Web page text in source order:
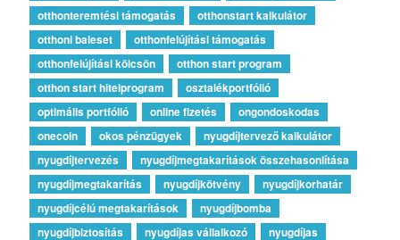
otthonteremtési támogatás
otthonstart kalkulátor
otthoni baleset
otthonfelújítási támogatás
otthonfelújítási kölcsön
otthon start program
otthon start hitelprogram
osztalékportfólió
optimális portfólió
online fizetés
ongondoskodas
onecoin
okos pénzügyek
nyugdíjtervező kalkulátor
nyugdíjtervezés
nyugdíjmegtakarítások összehasonlítása
nyugdíjmegtakarítás
nyugdíjkötvény
nyugdíjkorhatár
nyugdíjcélú megtakarítások
nyugdíjbomba
nyugdíjbiztosítás
nyugdíjas vállalkozó
nyugdíjas